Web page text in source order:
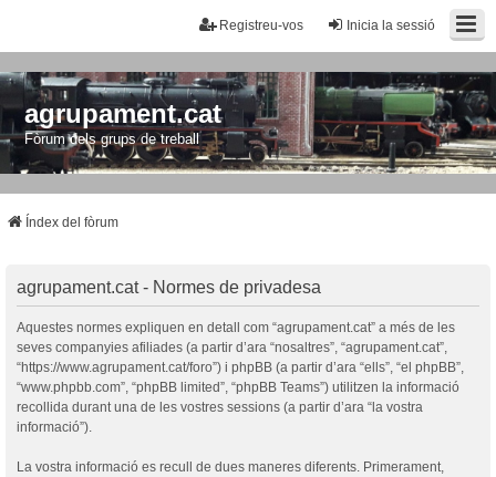
Inicia la sessió
Registreu-vos
agrupament.cat
Fòrum dels grups de treball
Índex del fòrum
agrupament.cat - Normes de privadesa
Aquestes normes expliquen en detall com “agrupament.cat” a més de les
seves companyies afiliades (a partir d’ara “nosaltres”, “agrupament.cat”,
“https://www.agrupament.cat/foro”) i phpBB (a partir d’ara “ells”, “el phpBB”,
“www.phpbb.com”, “phpBB limited”, “phpBB Teams”) utilitzen la informació
recollida durant una de les vostres sessions (a partir d’ara “la vostra
informació”).
La vostra informació es recull de dues maneres diferents. Primerament,